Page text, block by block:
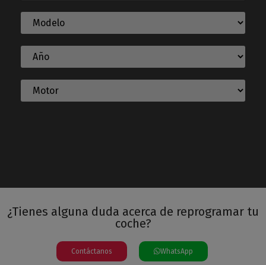
¿Tienes alguna duda acerca de reprogramar tu
coche?
Contáctanos WhatsApp